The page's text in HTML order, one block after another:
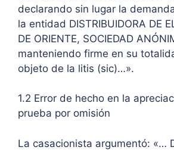
declarando sin lugar la
la entidad DISTRIBUIDORA DE
DE ORIENTE, SOCIEDAD
manteniendo firme en su
objeto de la litis (sic)…».
1.2 Error de hecho en la
prueba por omisión
La casacionista argumentó: «…